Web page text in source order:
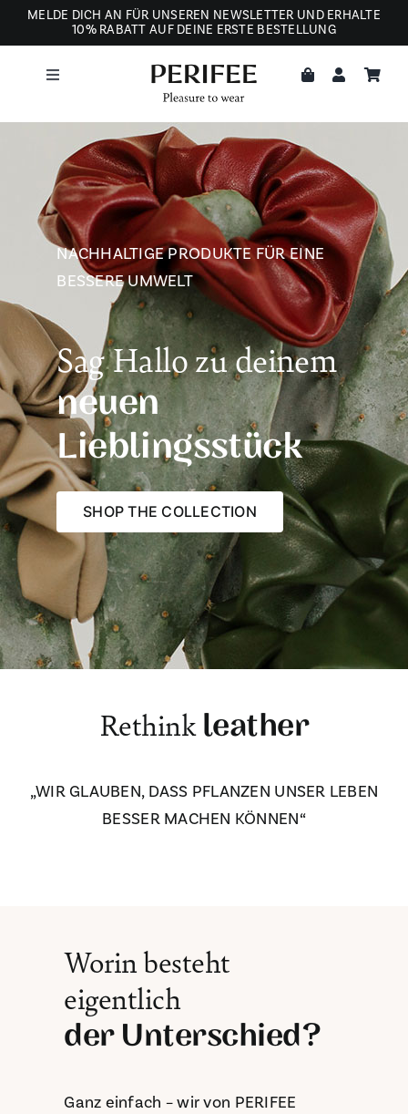
Zum
springen
MELDE DICH AN FÜR UNSEREN NEWSLETTER UND ERHALTE
10% RABATT AUF DEINE ERSTE BESTELLUNG
Toggle
ÜBER UNS
AUS LIEBE ZU DEN TIEREN
NACHHALTIGE PRODUKTE FÜR EINE
BESSERE UMWELT
Sag Hallo zu deinem
neuen
Lieblingsstück
SHOP THE COLLECTION
Rethinkleather
„WIR GLAUBEN, DASS PFLANZEN UNSER LEBEN
BESSER MACHEN KÖNNEN“
Worin besteht
eigentlich
der Unterschied?
Ganz einfach – wir von PERIFEE